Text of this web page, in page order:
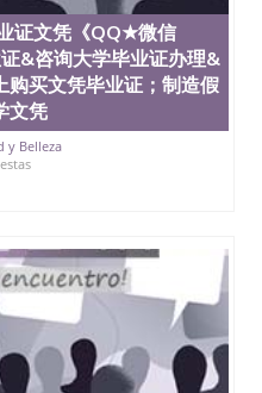
证文凭《QQ★微信
&咨询大学毕业证办理&
购买文凭毕业证；制造假
文凭
y Belleza